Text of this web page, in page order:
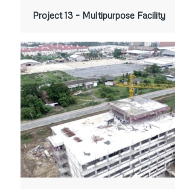
Project 13 – Multipurpose Facility